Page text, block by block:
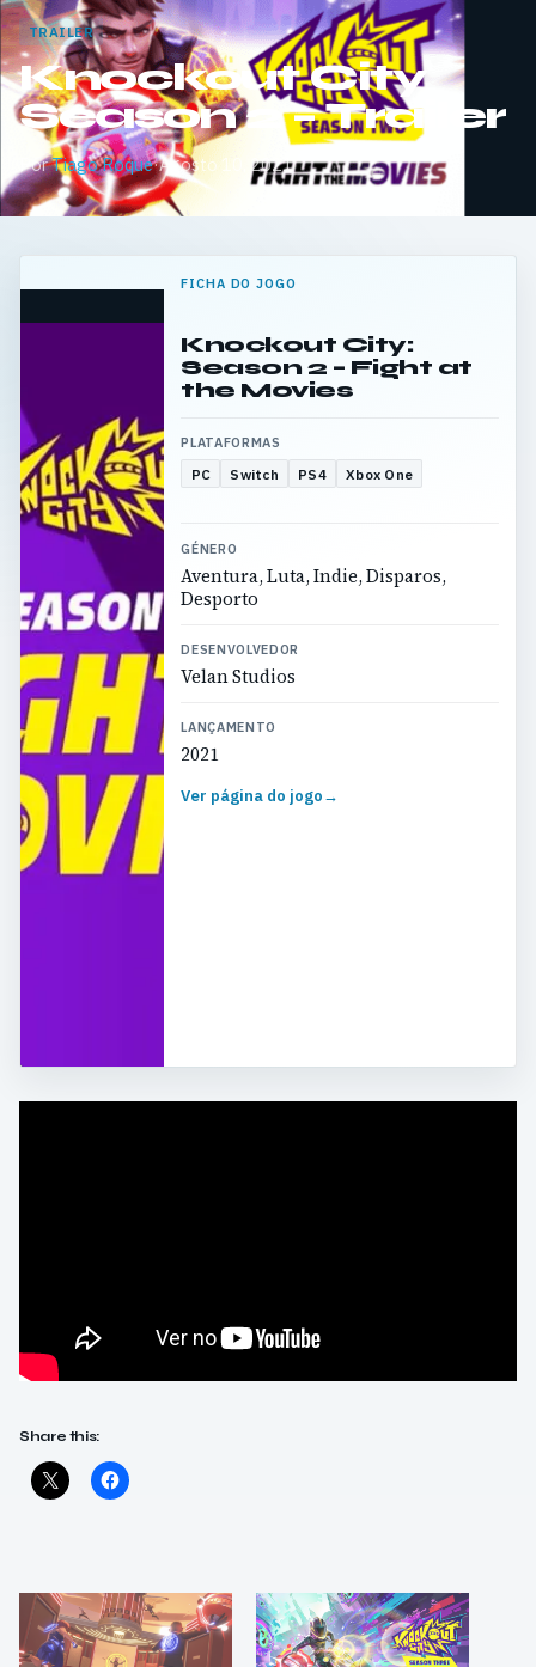
TRAILER
Knockout City
Season 2 – Trailer
PorTiago Roque·Agosto 10, 2021
FICHA DO JOGO
Knockout City:
Season 2 – Fight at
the Movies
PLATAFORMAS
PC Switch PS4 Xbox One
GÉNERO
Aventura, Luta, Indie, Disparos,
Desporto
DESENVOLVEDOR
Velan Studios
LANÇAMENTO
2021
Ver página do jogo→
Share this: